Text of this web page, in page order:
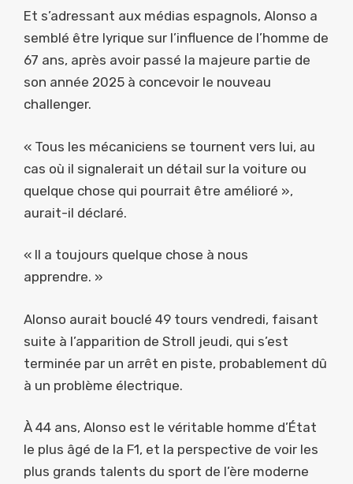
Et s’adressant aux médias espagnols, Alonso a
semblé être lyrique sur l’influence de l’homme de
67 ans, après avoir passé la majeure partie de
son année 2025 à concevoir le nouveau
challenger.
« Tous les mécaniciens se tournent vers lui, au
cas où il signalerait un détail sur la voiture ou
quelque chose qui pourrait être amélioré »,
aurait-il déclaré.
« Il a toujours quelque chose à nous
apprendre. »
Alonso aurait bouclé 49 tours vendredi, faisant
suite à l’apparition de Stroll jeudi, qui s’est
terminée par un arrêt en piste, probablement dû
à un problème électrique.
À 44 ans, Alonso est le véritable homme d’État
le plus âgé de la F1, et la perspective de voir les
plus grands talents du sport de l’ère moderne